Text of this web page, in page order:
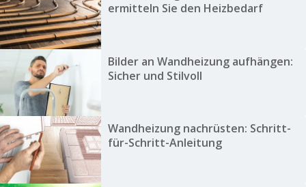
ermitteln Sie den Heizbedarf
Bilder an Wandheizung aufhängen:
Sicher und Stilvoll
Wandheizung nachrüsten: Schritt-
für-Schritt-Anleitung